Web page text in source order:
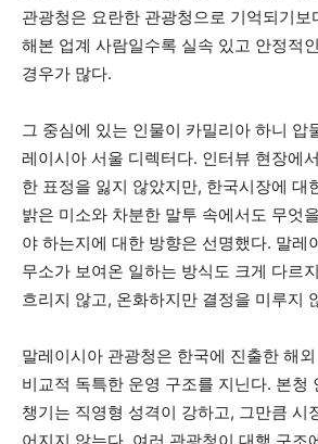
관광청은 요란한 관광청으로 기억되기보
해본 업계 사람일수록 실속 있고 안정적
경우가 많다.
그 중심에 있는 인물이 카밀리아 하니 압
레이시아 서울 디렉터다. 인터뷰 현장에
한 표정을 잃지 않았지만, 한국시장에 대
밝은 미소와 차분한 말투 속에서도 무엇
야 하는지에 대한 방향은 선명했다. 말레
무소가 보여온 일하는 방식도 크게 다르
흐리지 않고, 온화하지만 결정을 미루지
말레이시아 관광청은 한국에 진출한 해
비교적 독특한 운영 구조를 지닌다. 본청
챙기는 직영형 성격이 강하고, 그만큼 시